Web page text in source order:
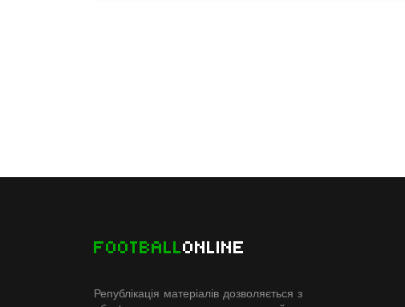
FOOTBALLONLINE
Републікація матеріалів дозволяється з